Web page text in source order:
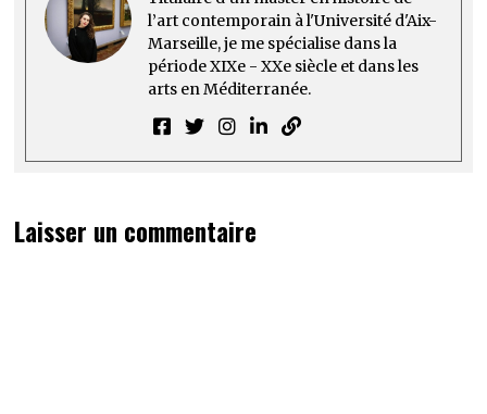
l’art contemporain à l'Université d'Aix-
Marseille, je me spécialise dans la
période XIXe - XXe siècle et dans les
arts en Méditerranée.
Laisser un commentaire